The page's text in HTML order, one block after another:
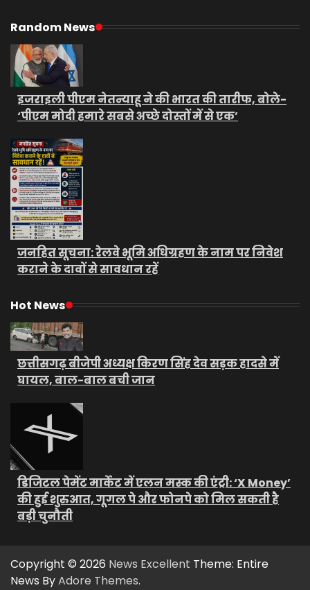
Random News
इजराइली पीएम नेतन्याहू ने की भारत की तारीफ, बोले-
‘पीएम मोदी हमारे सबसे अच्छे दोस्तों में से एक’
जनहित सूचना: रेलवे भूमि अधिग्रहण के नाम पर निवेश
कराने के दावों से सावधान रहें
Hot News
छत्तीसगढ़ बीजेपी अध्यक्ष किरण सिंह देव सड़क हादसे में
घायल, बाल-बाल बची जान
डिजिटल पेमेंट मार्केट में एलन मस्क की एंट्री: ‘X Money’
की हुई शुरुआत, गूगल पे और फोनपे को मिल सकती है
बड़ी चुनौती
Copyright © 2026 News Excellent Theme: Entire
News ByAdore Themes.